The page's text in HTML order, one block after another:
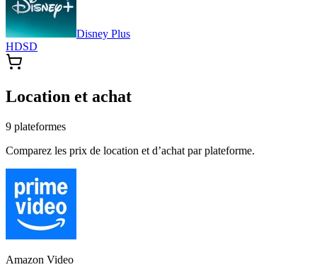
Disney Plus
HDSD
Location et achat
9 plateformes
Comparez les prix de location et d’achat par plateforme.
Amazon Video